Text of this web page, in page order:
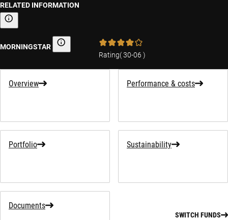
RELATED INFORMATION
Sustainability-related information
MORNINGSTAR Morningstar
Rating(30-06 )
Overview Performance & costs
Portfolio Sustainability
Documents
SWITCH FUNDS